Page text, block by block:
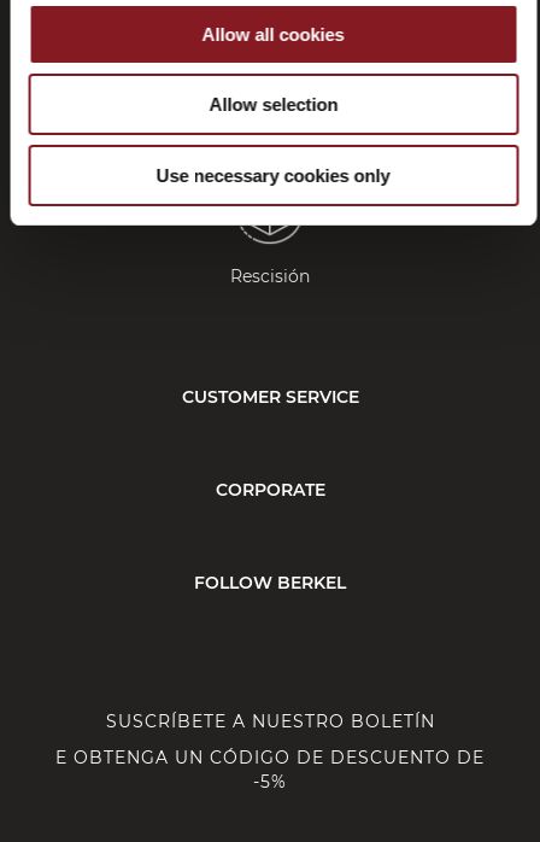
Allow all cookies
Allow selection
Use necessary cookies only
Contactos
Tutorial y
manuales
Rescisión
CUSTOMER SERVICE
CORPORATE
FOLLOW BERKEL
SUSCRÍBETE A NUESTRO BOLETÍN
E OBTENGA UN CÓDIGO DE DESCUENTO DE
-5%